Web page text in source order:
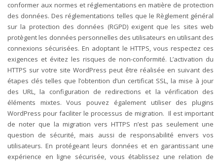
conformer aux normes et réglementations en matière de protection
des données. Des réglementations telles que le Règlement général
sur la protection des données (RGPD) exigent que les sites web
protègent les données personnelles des utilisateurs en utilisant des
connexions sécurisées. En adoptant le HTTPS, vous respectez ces
exigences et évitez les risques de non-conformité.L’activation du
HTTPS sur votre site WordPress peut être réalisée en suivant des
étapes clés telles que l’obtention d’un certificat SSL, la mise à jour
des URL, la configuration de redirections et la vérification des
éléments mixtes. Vous pouvez également utiliser des plugins
WordPress pour faciliter le processus de migration. Il est important
de noter que la migration vers HTTPS n’est pas seulement une
question de sécurité, mais aussi de responsabilité envers vos
utilisateurs. En protégeant leurs données et en garantissant une
expérience en ligne sécurisée, vous établissez une relation de